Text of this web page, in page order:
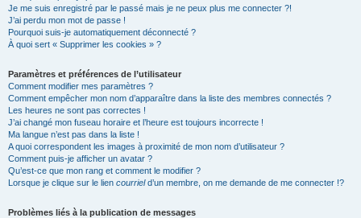
Je me suis enregistré par le passé mais je ne peux plus me connecter ?!
J’ai perdu mon mot de passe !
Pourquoi suis-je automatiquement déconnecté ?
À quoi sert « Supprimer les cookies » ?
Paramètres et préférences de l’utilisateur
Comment modifier mes paramètres ?
Comment empêcher mon nom d’apparaître dans la liste des membres connectés ?
Les heures ne sont pas correctes !
J’ai changé mon fuseau horaire et l’heure est toujours incorrecte !
Ma langue n’est pas dans la liste !
A quoi correspondent les images à proximité de mon nom d’utilisateur ?
Comment puis-je afficher un avatar ?
Qu’est-ce que mon rang et comment le modifier ?
Lorsque je clique sur le lien courrield’un membre, on me demande de me connecter !?
Problèmes liés à la publication de messages